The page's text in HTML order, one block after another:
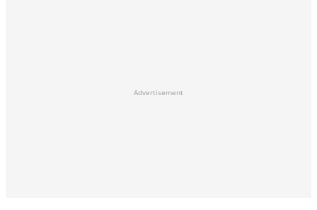
Advertisement